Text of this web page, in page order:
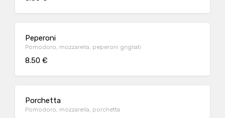
Peperoni
Pomodoro, mozzarella, peperoni grigliati
8.50 €
Porchetta
Pomodoro, mozzarella, porchetta